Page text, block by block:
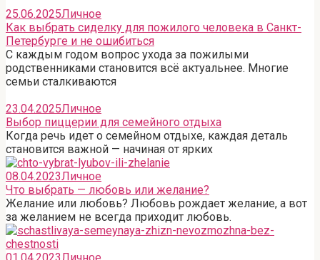
25.06.2025Личное
Как выбрать сиделку для пожилого человека в Санкт-
Петербурге и не ошибиться
С каждым годом вопрос ухода за пожилыми
родственниками становится всё актуальнее. Многие
семьи сталкиваются
23.04.2025Личное
Выбор пиццерии для семейного отдыха
Когда речь идет о семейном отдыхе, каждая деталь
становится важной — начиная от ярких
08.04.2023Личное
Что выбрать — любовь или желание?
Желание или любовь? Любовь рождает желание, а вот
за желанием не всегда приходит любовь.
01.04.2023Личное